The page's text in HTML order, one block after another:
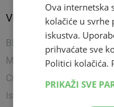
VIJESTI
BIH
Mostar
Crna kronika
Istražili smo
Ova internetska
kolačiće u
iskustva.
prihvaćate sve
Politici kolačića.
PRIKAŽI SVE